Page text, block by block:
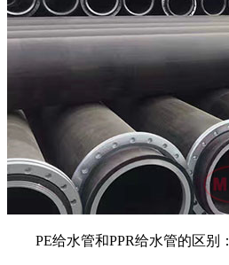
PE给水管和PPR给水管的区别：